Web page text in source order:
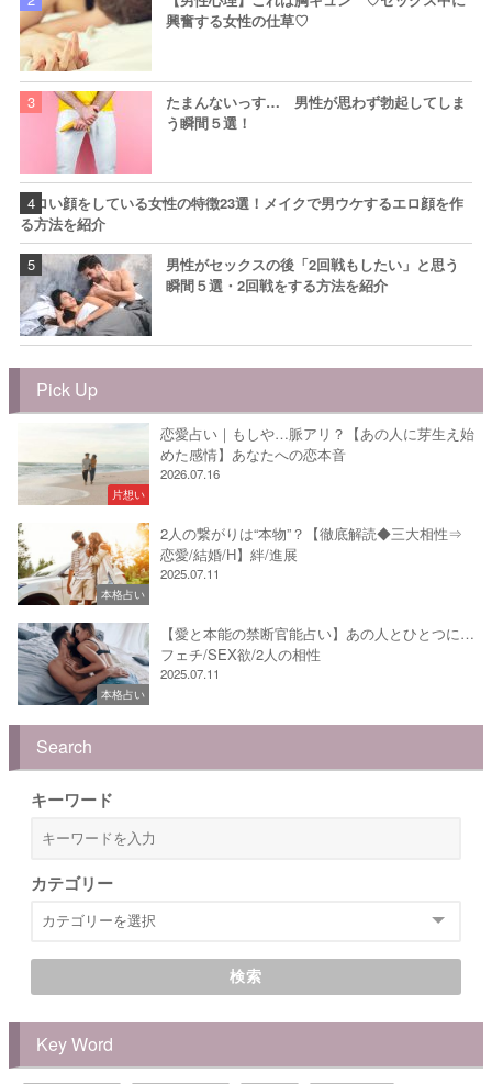
興奮する女性の仕草♡
たまんないっす… 男性が思わず勃起してしま
う瞬間５選！
エロい顔をしている女性の特徴23選！メイクで男ウケするエロ顔を作
る方法を紹介
男性がセックスの後「2回戦もしたい」と思う
瞬間５選・2回戦をする方法を紹介
Pick Up
片想い
恋愛占い｜もしや…脈アリ？【あの人に芽生え始
めた感情】あなたへの恋本音
2026.07.16
本格占い
2人の繋がりは“本物”？【徹底解読◆三大相性⇒
恋愛/結婚/H】絆/進展
2025.07.11
本格占い
【愛と本能の禁断官能占い】あの人とひとつに…
フェチ/SEX欲/2人の相性
2025.07.11
Search
キーワード
カテゴリー
検索
Key Word